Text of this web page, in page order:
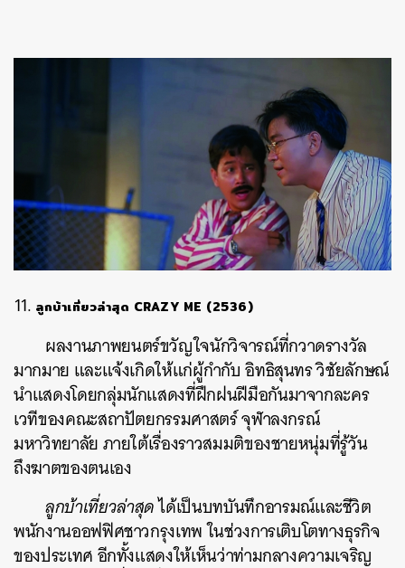
ลูกบ้าเที่ยวล่าสุด CRAZY ME (2536)
ผลงานภาพยนตร์ขวัญใจนักวิจารณ์ที่กวาดรางวัล
มากมาย และแจ้งเกิดให้แก่ผู้กำกับ อิทธิสุนทร วิชัยลักษณ์
นำแสดงโดยกลุ่มนักแสดงที่ฝึกฝนฝีมือกันมาจากละคร
เวทีของคณะสถาปัตยกรรมศาสตร์ จุฬาลงกรณ์
มหาวิทยาลัย ภายใต้เรื่องราวสมมติของชายหนุ่มที่รู้วัน
ถึงฆาตของตนเอง
ลูกบ้าเที่ยวล่าสุดได้เป็นบทบันทึกอารมณ์และชีวิต
พนักงานออฟฟิศชาวกรุงเทพ ในช่วงการเติบโตทางธุรกิจ
ของประเทศ อีกทั้งแสดงให้เห็นว่าท่ามกลางความเจริญ